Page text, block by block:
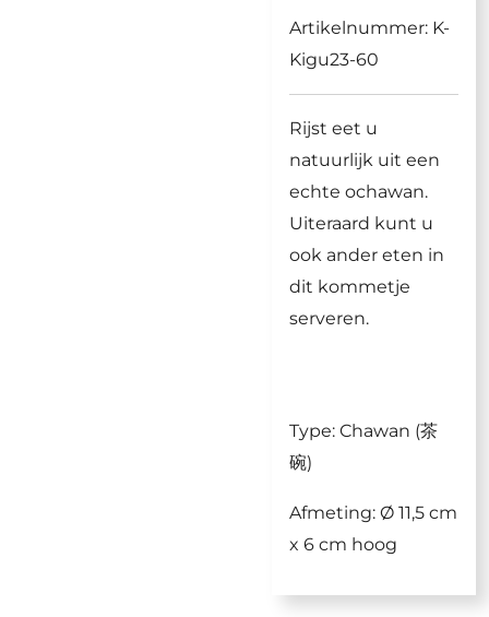
Artikelnummer: K-
Kigu23-60
Rijst eet u
natuurlijk uit een
echte ochawan.
Uiteraard kunt u
ook ander eten in
dit kommetje
serveren.
Type: Chawan (茶
碗)
Afmeting: Ø 11,5 cm
x 6 cm hoog